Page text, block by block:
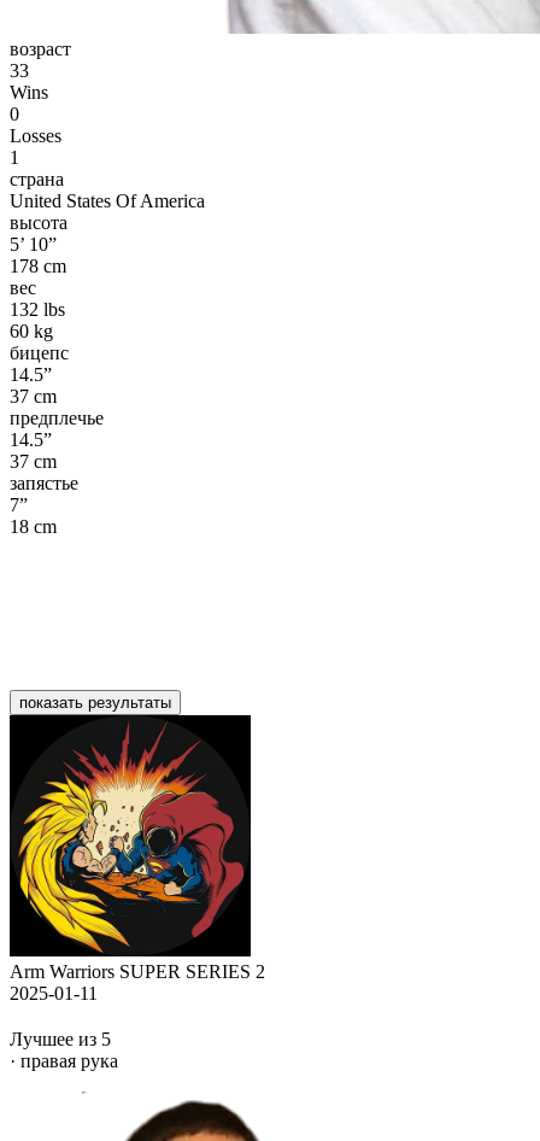
возраст
33
Wins
0
Losses
1
страна
United States Of America
высота
5’ 10”
178 cm
вес
132 lbs
60 kg
бицепс
14.5”
37 cm
предплечье
14.5”
37 cm
запястье
7”
18 cm
показать результаты
Arm Warriors SUPER SERIES 2
2025-01-11
Лучшее из 5
· правая рука